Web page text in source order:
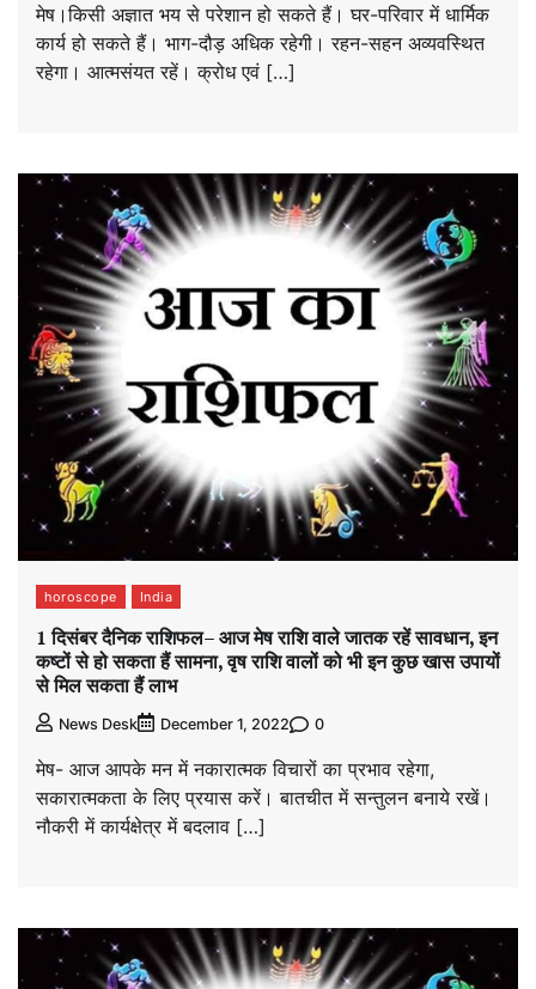
मेष।किसी अज्ञात भय से परेशान हो सकते हैं। घर-परिवार में धार्मिक
कार्य हो सकते हैं। भाग-दौड़ अधिक रहेगी। रहन-सहन अव्यवस्थित
रहेगा। आत्मसंयत रहें। क्रोध एवं […]
horoscope India
1 दिसंबर दैनिक राशिफल– आज मेष राशि वाले जातक रहें सावधान, इन
कष्टों से हो सकता हैं सामना, वृष राशि वालों को भी इन कुछ खास उपायों
से मिल सकता हैं लाभ
News Desk December 1, 2022 0
मेष- आज आपके मन में नकारात्मक विचारों का प्रभाव रहेगा,
सकारात्मकता के लिए प्रयास करें। बातचीत में सन्तुलन बनाये रखें।
नौकरी में कार्यक्षेत्र में बदलाव […]